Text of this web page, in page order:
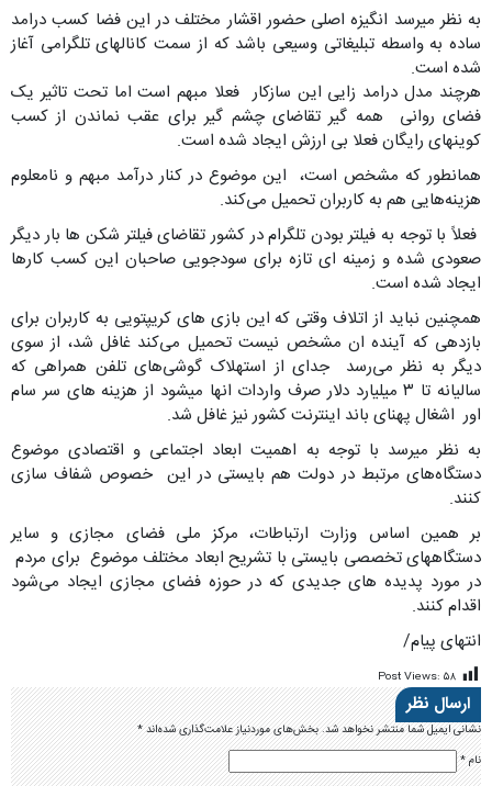
به نظر میرسد انگیزه اصلی حضور اقشار مختلف در این فضا کسب درامد
ساده به واسطه تبلیغاتی وسیعی باشد که از سمت کانالهای تلگرامی آغاز
شده است.
هرچند مدل درامد زایی این سازکار فعلا مبهم است اما تحت تاثیر یک
فضای روانی همه گیر تقاضای چشم گیر برای عقب نماندن از کسب
کوینهای رایگان فعلا بی ارزش ایجاد شده است.
همانطور که مشخص است، این موضوع در کنار درآمد مبهم و نامعلوم
هزینه‌هایی هم به کاربران تحمیل می‌کند.
فعلاً با توجه به فیلتر بودن تلگرام در کشور تقاضای فیلتر شکن ها بار دیگر
صعودی شده و زمینه ای تازه برای سودجویی صاحبان این کسب کارها
ایجاد شده است.
همچنین نباید از اتلاف وقتی که این بازی های کریپتویی به کاربران برای
بازدهی که آینده ان مشخص نیست تحمیل می‌کند غافل شد، از سوی
دیگر به نظر می‌رسد جدای از استهلاک گوشی‌های تلفن همراهی که
سالیانه تا ۳ میلیارد دلار صرف واردات انها میشود از هزینه های سر سام
اور اشغال پهنای باند اینترنت کشور نیز غافل شد.
به نظر میرسد با توجه به اهمیت ابعاد اجتماعی و اقتصادی موضوع
دستگاه‌های مرتبط در دولت هم بایستی در این خصوص شفاف سازی
کنند.
بر همین اساس وزارت ارتباطات، مرکز ملی فضای مجازی و سایر
دستگاههای تخصصی بایستی با تشریح ابعاد مختلف موضوع برای مردم
در مورد پدیده های جدیدی که در حوزه فضای مجازی ایجاد می‌شود
اقدام کنند.
انتهای پیام/
Post Views: ۵۸
ارسال نظر
نشانی ایمیل شما منتشر نخواهد شد.بخش‌های موردنیاز علامت‌گذاری شده‌اند*
نام*